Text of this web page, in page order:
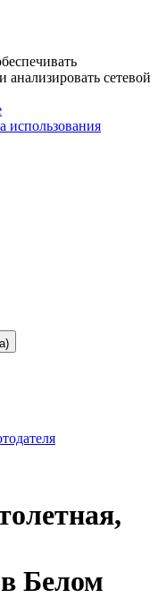
сетевой
использования
Белом